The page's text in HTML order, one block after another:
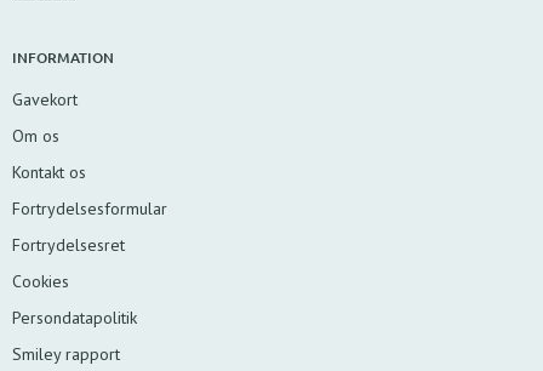
INFORMATION
Gavekort
Om os
Kontakt os
Fortrydelsesformular
Fortrydelsesret
Cookies
Persondatapolitik
Smiley rapport